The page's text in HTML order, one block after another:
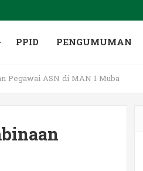
PPID PENGUMUMAN
Pegawai ASN di MAN 1 Muba